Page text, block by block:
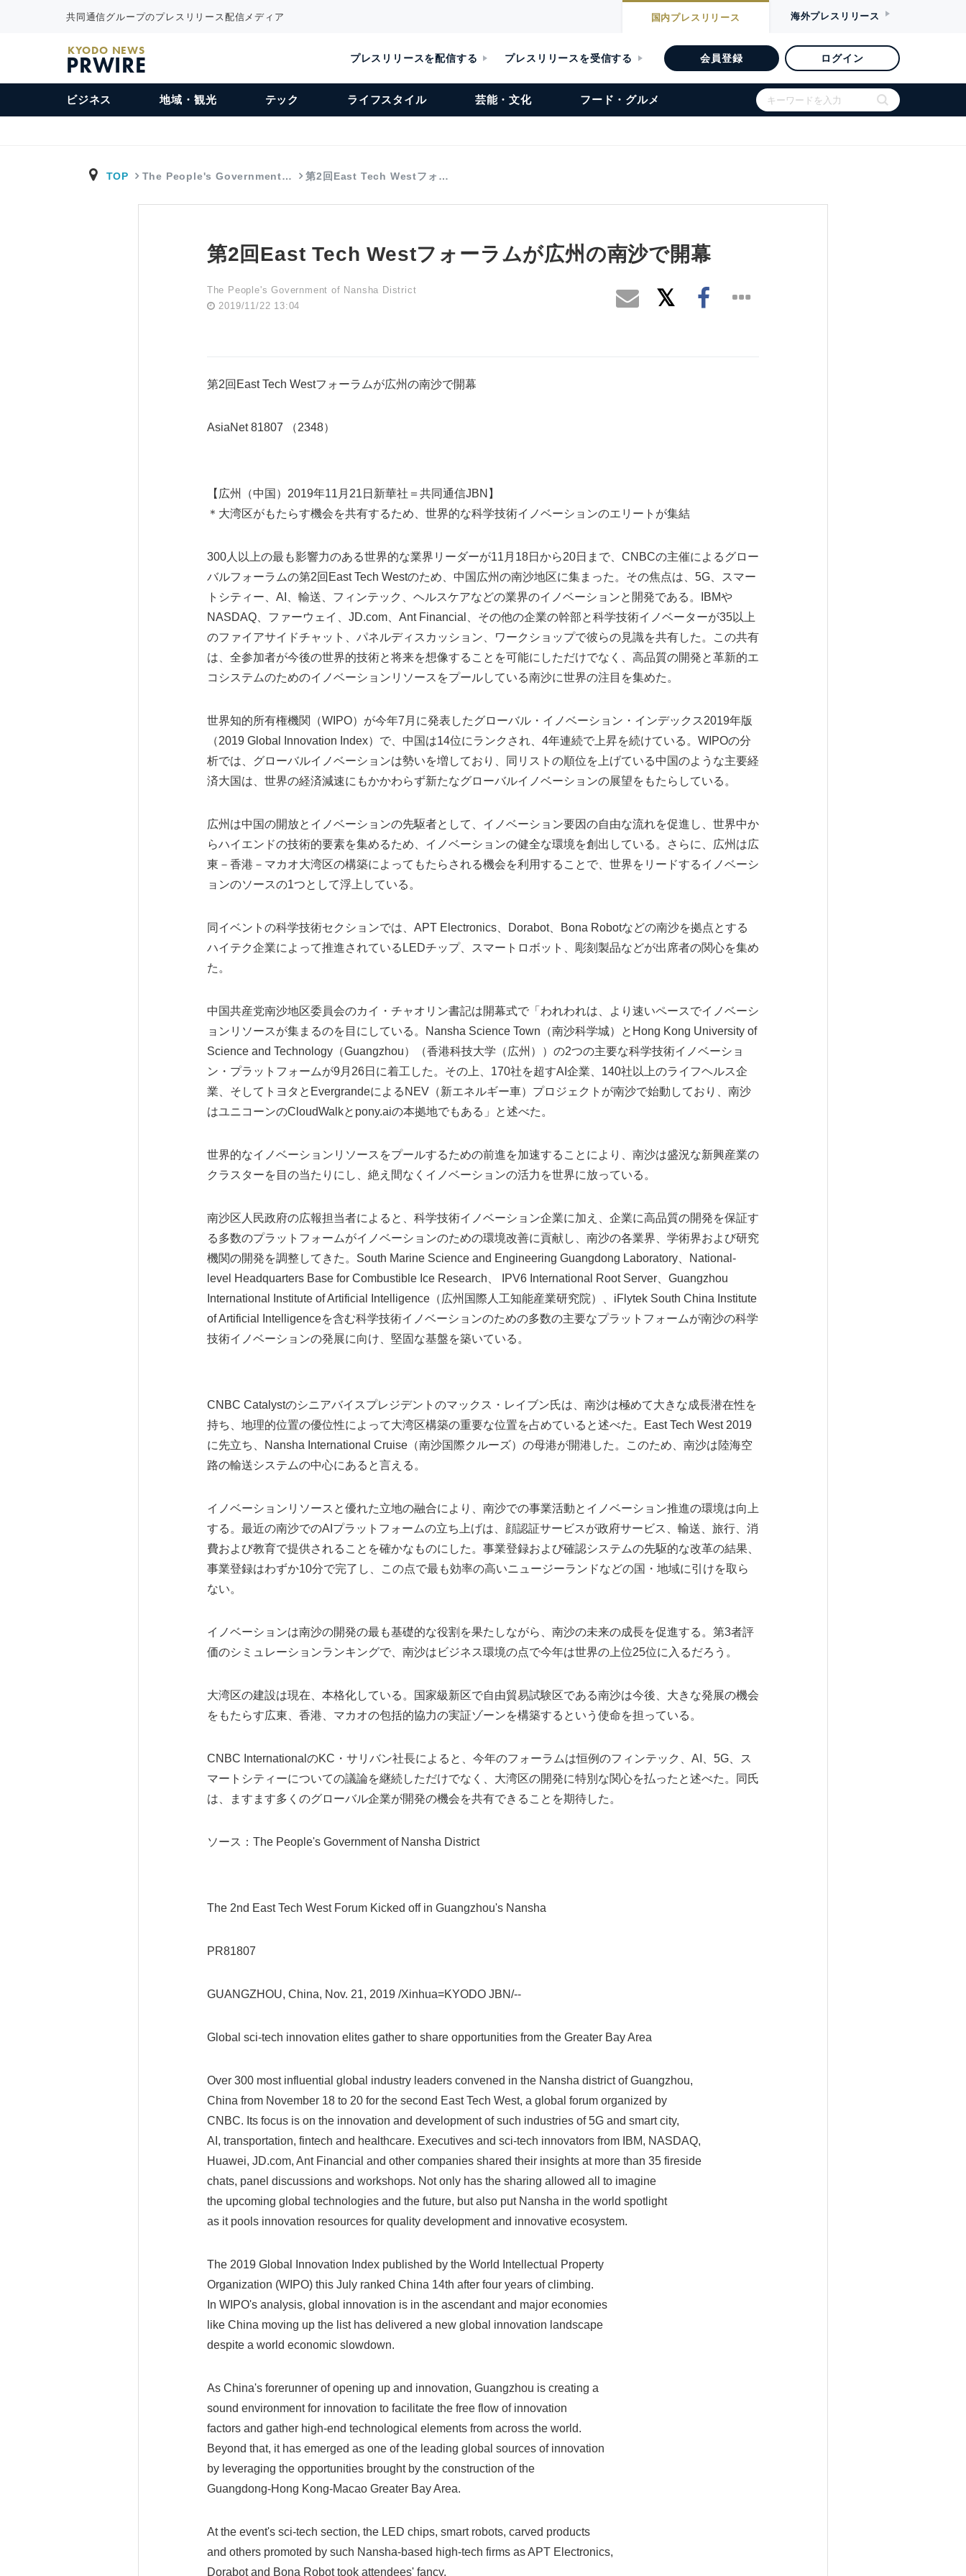
共同通信グループのプレスリリース配信メディア 国内プレスリリース 海外プレスリリース
KYODO NEWS
PRWIRE プレスリリースを配信する プレスリリースを受信する 会員登録 ログイン
ビジネス 地域・観光 テック ライフスタイル 芸能・文化 フード・グルメ
TOP The People's Government… 第2回East Tech Westフォ…
第2回East Tech Westフォーラムが広州の南沙で開幕
The People's Government of Nansha District
2019/11/22 13:04
第2回East Tech Westフォーラムが広州の南沙で開幕
AsiaNet 81807 （2348）
【広州（中国）2019年11月21日新華社＝共同通信JBN】
＊大湾区がもたらす機会を共有するため、世界的な科学技術イノベーションのエリートが集結
300人以上の最も影響力のある世界的な業界リーダーが11月18日から20日まで、CNBCの主催によるグロー
バルフォーラムの第2回East Tech Westのため、中国広州の南沙地区に集まった。その焦点は、5G、スマー
トシティー、AI、輸送、フィンテック、ヘルスケアなどの業界のイノベーションと開発である。IBMや
NASDAQ、ファーウェイ、JD.com、Ant Financial、その他の企業の幹部と科学技術イノベーターが35以上
のファイアサイドチャット、パネルディスカッション、ワークショップで彼らの見識を共有した。この共有
は、全参加者が今後の世界的技術と将来を想像することを可能にしただけでなく、高品質の開発と革新的エ
コシステムのためのイノベーションリソースをプールしている南沙に世界の注目を集めた。
世界知的所有権機関（WIPO）が今年7月に発表したグローバル・イノベーション・インデックス2019年版
（2019 Global Innovation Index）で、中国は14位にランクされ、4年連続で上昇を続けている。WIPOの分
析では、グローバルイノベーションは勢いを増しており、同リストの順位を上げている中国のような主要経
済大国は、世界の経済減速にもかかわらず新たなグローバルイノベーションの展望をもたらしている。
広州は中国の開放とイノベーションの先駆者として、イノベーション要因の自由な流れを促進し、世界中か
らハイエンドの技術的要素を集めるため、イノベーションの健全な環境を創出している。さらに、広州は広
東－香港－マカオ大湾区の構築によってもたらされる機会を利用することで、世界をリードするイノベーシ
ョンのソースの1つとして浮上している。
同イベントの科学技術セクションでは、APT Electronics、Dorabot、Bona Robotなどの南沙を拠点とする
ハイテク企業によって推進されているLEDチップ、スマートロボット、彫刻製品などが出席者の関心を集め
た。
中国共産党南沙地区委員会のカイ・チャオリン書記は開幕式で「われわれは、より速いペースでイノベーシ
ョンリソースが集まるのを目にしている。Nansha Science Town（南沙科学城）とHong Kong University of
Science and Technology（Guangzhou）（香港科技大学（広州））の2つの主要な科学技術イノベーショ
ン・プラットフォームが9月26日に着工した。その上、170社を超すAI企業、140社以上のライフヘルス企
業、そしてトヨタとEvergrandeによるNEV（新エネルギー車）プロジェクトが南沙で始動しており、南沙
はユニコーンのCloudWalkとpony.aiの本拠地でもある」と述べた。
世界的なイノベーションリソースをプールするための前進を加速することにより、南沙は盛況な新興産業の
クラスターを目の当たりにし、絶え間なくイノベーションの活力を世界に放っている。
南沙区人民政府の広報担当者によると、科学技術イノベーション企業に加え、企業に高品質の開発を保証す
る多数のプラットフォームがイノベーションのための環境改善に貢献し、南沙の各業界、学術界および研究
機関の開発を調整してきた。South Marine Science and Engineering Guangdong Laboratory、National-
level Headquarters Base for Combustible Ice Research、 IPV6 International Root Server、Guangzhou
International Institute of Artificial Intelligence（広州国際人工知能産業研究院）、iFlytek South China Institute
of Artificial Intelligenceを含む科学技術イノベーションのための多数の主要なプラットフォームが南沙の科学
技術イノベーションの発展に向け、堅固な基盤を築いている。
CNBC Catalystのシニアバイスプレジデントのマックス・レイブン氏は、南沙は極めて大きな成長潜在性を
持ち、地理的位置の優位性によって大湾区構築の重要な位置を占めていると述べた。East Tech West 2019
に先立ち、Nansha International Cruise（南沙国際クルーズ）の母港が開港した。このため、南沙は陸海空
路の輸送システムの中心にあると言える。
イノベーションリソースと優れた立地の融合により、南沙での事業活動とイノベーション推進の環境は向上
する。最近の南沙でのAIプラットフォームの立ち上げは、顔認証サービスが政府サービス、輸送、旅行、消
費および教育で提供されることを確かなものにした。事業登録および確認システムの先駆的な改革の結果、
事業登録はわずか10分で完了し、この点で最も効率の高いニュージーランドなどの国・地域に引けを取ら
ない。
イノベーションは南沙の開発の最も基礎的な役割を果たしながら、南沙の未来の成長を促進する。第3者評
価のシミュレーションランキングで、南沙はビジネス環境の点で今年は世界の上位25位に入るだろう。
大湾区の建設は現在、本格化している。国家級新区で自由貿易試験区である南沙は今後、大きな発展の機会
をもたらす広東、香港、マカオの包括的協力の実証ゾーンを構築するという使命を担っている。
CNBC InternationalのKC・サリバン社長によると、今年のフォーラムは恒例のフィンテック、AI、5G、ス
マートシティーについての議論を継続しただけでなく、大湾区の開発に特別な関心を払ったと述べた。同氏
は、ますます多くのグローバル企業が開発の機会を共有できることを期待した。
ソース：The People's Government of Nansha District
The 2nd East Tech West Forum Kicked off in Guangzhou's Nansha
PR81807
GUANGZHOU, China, Nov. 21, 2019 /Xinhua=KYODO JBN/--
Global sci-tech innovation elites gather to share opportunities from the Greater Bay Area
Over 300 most influential global industry leaders convened in the Nansha district of Guangzhou,
China from November 18 to 20 for the second East Tech West, a global forum organized by
CNBC. Its focus is on the innovation and development of such industries of 5G and smart city,
AI, transportation, fintech and healthcare. Executives and sci-tech innovators from IBM, NASDAQ,
Huawei, JD.com, Ant Financial and other companies shared their insights at more than 35 fireside
chats, panel discussions and workshops. Not only has the sharing allowed all to imagine
the upcoming global technologies and the future, but also put Nansha in the world spotlight
as it pools innovation resources for quality development and innovative ecosystem.
The 2019 Global Innovation Index published by the World Intellectual Property
Organization (WIPO) this July ranked China 14th after four years of climbing.
In WIPO's analysis, global innovation is in the ascendant and major economies
like China moving up the list has delivered a new global innovation landscape
despite a world economic slowdown.
As China's forerunner of opening up and innovation, Guangzhou is creating a
sound environment for innovation to facilitate the free flow of innovation
factors and gather high-end technological elements from across the world.
Beyond that, it has emerged as one of the leading global sources of innovation
by leveraging the opportunities brought by the construction of the
Guangdong-Hong Kong-Macao Greater Bay Area.
At the event's sci-tech section, the LED chips, smart robots, carved products
and others promoted by such Nansha-based high-tech firms as APT Electronics,
Dorabot and Bona Robot took attendees' fancy.
English